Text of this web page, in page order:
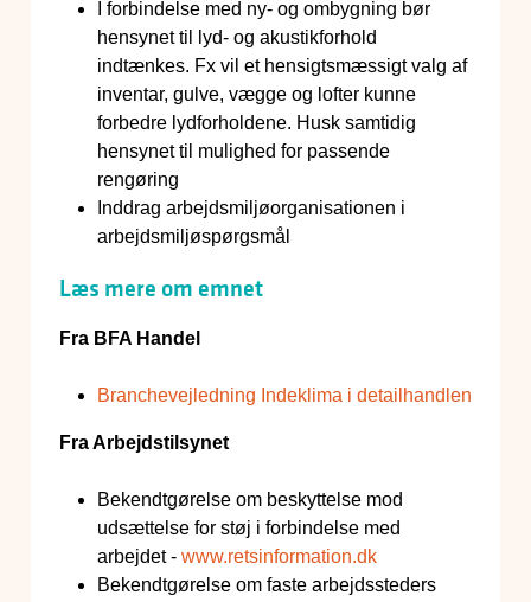
I forbindelse med ny- og ombygning bør
hensynet til lyd- og akustikforhold
indtænkes. Fx vil et hensigtsmæssigt valg af
inventar, gulve, vægge og lofter kunne
forbedre lydforholdene. Husk samtidig
hensynet til mulighed for passende
rengøring
Inddrag arbejdsmiljøorganisationen i
arbejdsmiljøspørgsmål
Læs mere om emnet
Fra BFA Handel
Branchevejledning Indeklima i detailhandlen
Fra Arbejdstilsynet
Bekendtgørelse om beskyttelse mod
udsættelse for støj i forbindelse med
arbejdet - www.retsinformation.dk
Bekendtgørelse om faste arbejdssteders